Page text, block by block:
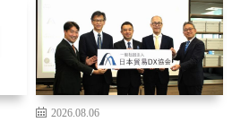
2026.08.06